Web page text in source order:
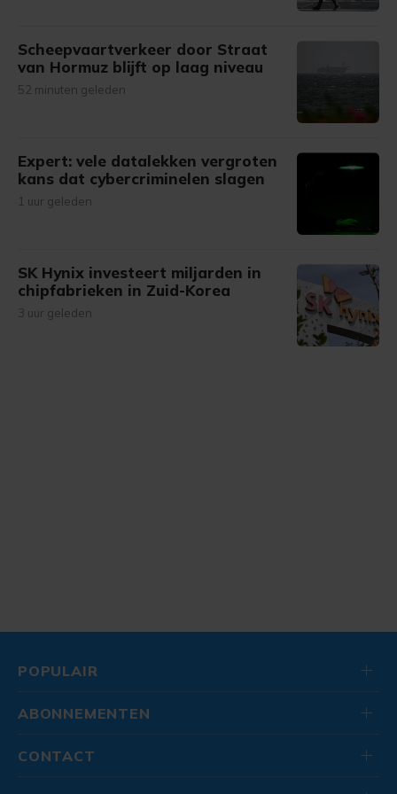
Scheepvaartverkeer door Straat
van Hormuz blijft op laag niveau
52 minuten geleden
Expert: vele datalekken vergroten
kans dat cybercriminelen slagen
1 uur geleden
SK Hynix investeert miljarden in
chipfabrieken in Zuid-Korea
3 uur geleden
POPULAIR
ABONNEMENTEN
CONTACT